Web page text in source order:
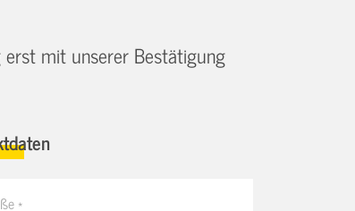
erst mit unserer Bestätigung